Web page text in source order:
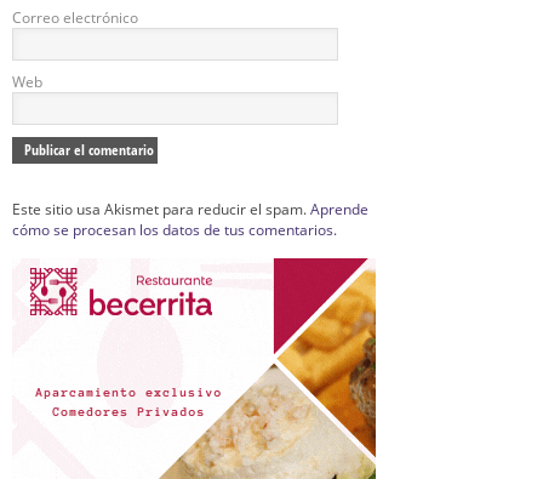
Correo electrónico
Web
Este sitio usa Akismet para reducir el spam.Aprende
cómo se procesan los datos de tus comentarios.